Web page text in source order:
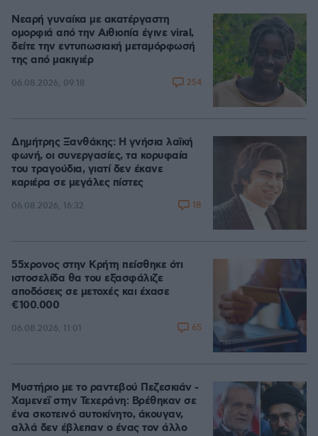
Νεαρή γυναίκα με ακατέργαστη
ομορφιά από την Αιθιοπία έγινε viral,
δείτε την εντυπωσιακή μεταμόρφωσή
της από μακιγιέρ
06.08.2026, 09:18 254
Δημήτρης Ξανθάκης: Η γνήσια λαϊκή
φωνή, οι συνεργασίες, τα κορυφαία
του τραγούδια, γιατί δεν έκανε
καριέρα σε μεγάλες πίστες
06.08.2026, 16:32 18
55χρονος στην Κρήτη πείσθηκε ότι
ιστοσελίδα θα του εξασφάλιζε
αποδόσεις σε μετοχές και έχασε
€100.000
06.08.2026, 11:01 65
Μυστήριο με το ραντεβού Πεζεσκιάν -
Χαμενεΐ στην Τεχεράνη: Βρέθηκαν σε
ένα σκοτεινό αυτοκίνητο, άκουγαν,
αλλά δεν έβλεπαν ο ένας τον άλλο